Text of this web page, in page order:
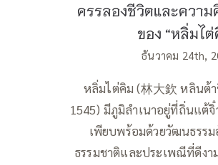
ครรลองชีวิตและควา
ของ “หลิ่มไต่
ธันวาคม 24th,
หลิ่มไต่คิม (林大欽 หลินต้
1545) มีภูมิลำเนาอยู่ที่ถิ่นแต้
เพียบพร้อมด้วยวัฒนธรร
ธรรมชาติและประเพณีที่ดีงา